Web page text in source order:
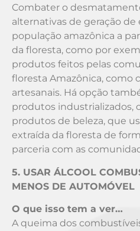
Combater o
alternativas de geração
população amazônica a
da floresta, como por
produtos feitos pelas
floresta Amazônica, como
artesanais. Há opção
produtos industrializados,
produtos de beleza, que
extraída da floresta de
parceria com as
5. USAR ÁLCOOL
MENOS DE AUTOMÓVEL
O que isso tem a ver…
A queima dos